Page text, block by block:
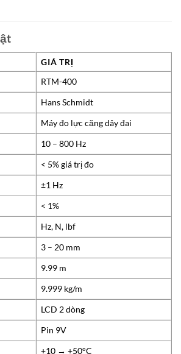
GIÁ TRỊ
RTM-400
Hans Schmidt
Máy đo lực căng dây đai
10 – 800 Hz
< 5% giá trị đo
±1 Hz
< 1%
Hz, N, lbf
3 – 20 mm
9.99 m
9.999 kg/m
LCD 2 dòng
Pin 9V
+10 → +50°C